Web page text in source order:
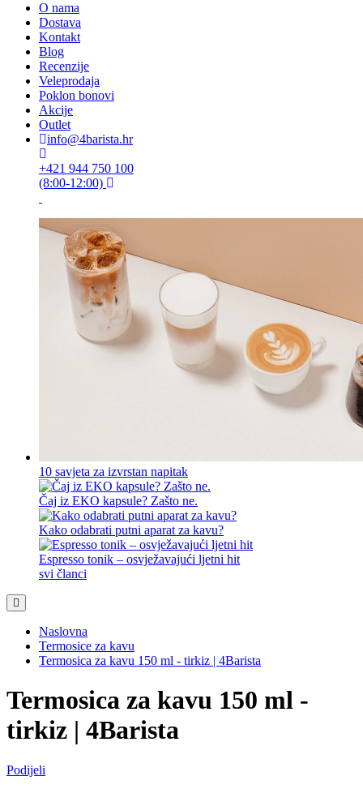
O nama
Dostava
Kontakt
Blog
Recenzije
Veleprodaja
Poklon bonovi
Akcije
Outlet
info@4barista.hr
+421 944 750 100
(8:00-12:00)
10 savjeta za izvrstan napitak
Čaj iz EKO kapsule? Zašto ne.
Kako odabrati putni aparat za kavu?
Espresso tonik – osvježavajući ljetni hit
svi članci
Naslovna
Termosice za kavu
Termosica za kavu 150 ml - tirkiz | 4Barista
Termosica za kavu 150 ml -
tirkiz | 4Barista
Podijeli